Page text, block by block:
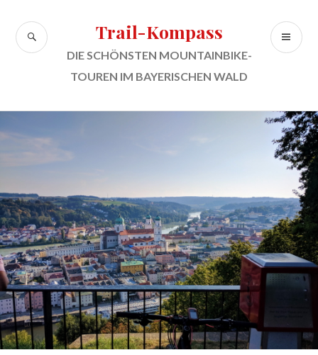
Inhalt
springen
Trail-Kompass
DIE SCHÖNSTEN MOUNTAINBIKE-
TOUREN IM BAYERISCHEN WALD
SUCHE